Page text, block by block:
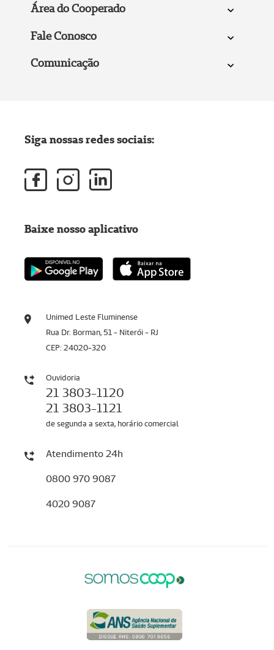
Área do Cooperado
Fale Conosco
Comunicação
Unimed Leste Fluminense
Rua Dr. Borman, 51 - Niterói - RJ
CEP: 24020-320
Ouvidoria
21 3803-1120
21 3803-1121
de segunda a sexta, horário comercial
Atendimento 24h
0800 970 9087
4020 9087
Siga nossas redes sociais:
Baixe nosso aplicativo